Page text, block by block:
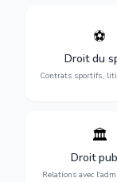
⚽
Droit du
Contrats sportifs,
Expertise en
transferts,
🏛️
Droit
Relations avec
Gestion de vos
avec
marchés
urbanisme et